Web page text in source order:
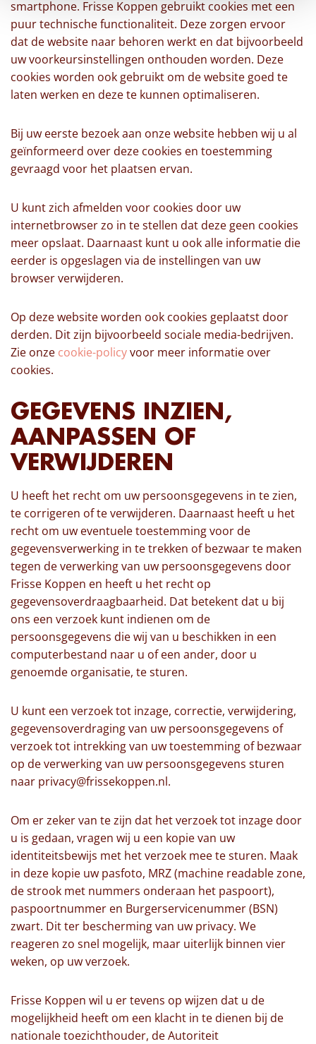
smartphone. Frisse Koppen gebruikt cookies met een
puur technische functionaliteit. Deze zorgen ervoor
dat de website naar behoren werkt en dat bijvoorbeeld
uw voorkeursinstellingen onthouden worden. Deze
cookies worden ook gebruikt om de website goed te
laten werken en deze te kunnen optimaliseren.
Bij uw eerste bezoek aan onze website hebben wij u al
geïnformeerd over deze cookies en toestemming
gevraagd voor het plaatsen ervan.
U kunt zich afmelden voor cookies door uw
internetbrowser zo in te stellen dat deze geen cookies
meer opslaat. Daarnaast kunt u ook alle informatie die
eerder is opgeslagen via de instellingen van uw
browser verwijderen.
Op deze website worden ook cookies geplaatst door
derden. Dit zijn bijvoorbeeld sociale media-bedrijven.
Zie onze cookie-policyvoor meer informatie over
cookies.
GEGEVENS INZIEN,
AANPASSEN OF
VERWIJDEREN
U heeft het recht om uw persoonsgegevens in te zien,
te corrigeren of te verwijderen. Daarnaast heeft u het
recht om uw eventuele toestemming voor de
gegevensverwerking in te trekken of bezwaar te maken
tegen de verwerking van uw persoonsgegevens door
Frisse Koppen en heeft u het recht op
gegevensoverdraagbaarheid. Dat betekent dat u bij
ons een verzoek kunt indienen om de
persoonsgegevens die wij van u beschikken in een
computerbestand naar u of een ander, door u
genoemde organisatie, te sturen.
U kunt een verzoek tot inzage, correctie, verwijdering,
gegevensoverdraging van uw persoonsgegevens of
verzoek tot intrekking van uw toestemming of bezwaar
op de verwerking van uw persoonsgegevens sturen
naar privacy@frissekoppen.nl.
Om er zeker van te zijn dat het verzoek tot inzage door
u is gedaan, vragen wij u een kopie van uw
identiteitsbewijs met het verzoek mee te sturen. Maak
in deze kopie uw pasfoto, MRZ (machine readable zone,
de strook met nummers onderaan het paspoort),
paspoortnummer en Burgerservicenummer (BSN)
zwart. Dit ter bescherming van uw privacy. We
reageren zo snel mogelijk, maar uiterlijk binnen vier
weken, op uw verzoek.
Frisse Koppen wil u er tevens op wijzen dat u de
mogelijkheid heeft om een klacht in te dienen bij de
nationale toezichthouder, de Autoriteit